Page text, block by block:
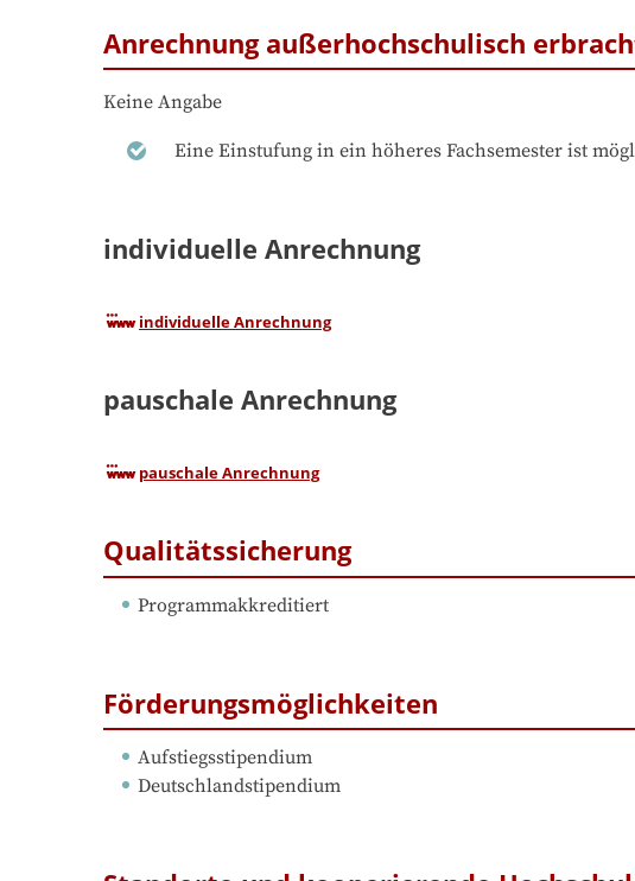
Anrechnung außerhochschulisch
Keine Angabe
Eine Einstufung in ein höheres Fachsemester ist
individuelle Anrechnung
individuelle Anrechnung
pauschale Anrechnung
pauschale Anrechnung
Qualitätssicherung
Programmakkreditiert
Förderungsmöglichkeiten
Aufstiegsstipendium
Deutschlandstipendium